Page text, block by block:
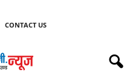
CONTACT US